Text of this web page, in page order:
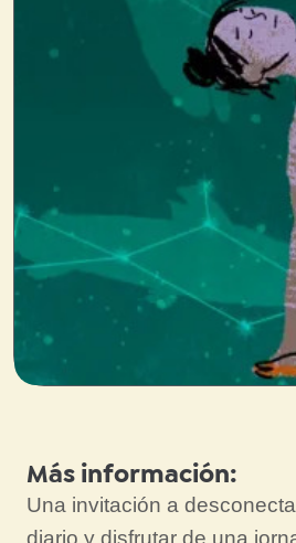
Más información:
Una invitación a
diario y disfrutar de una